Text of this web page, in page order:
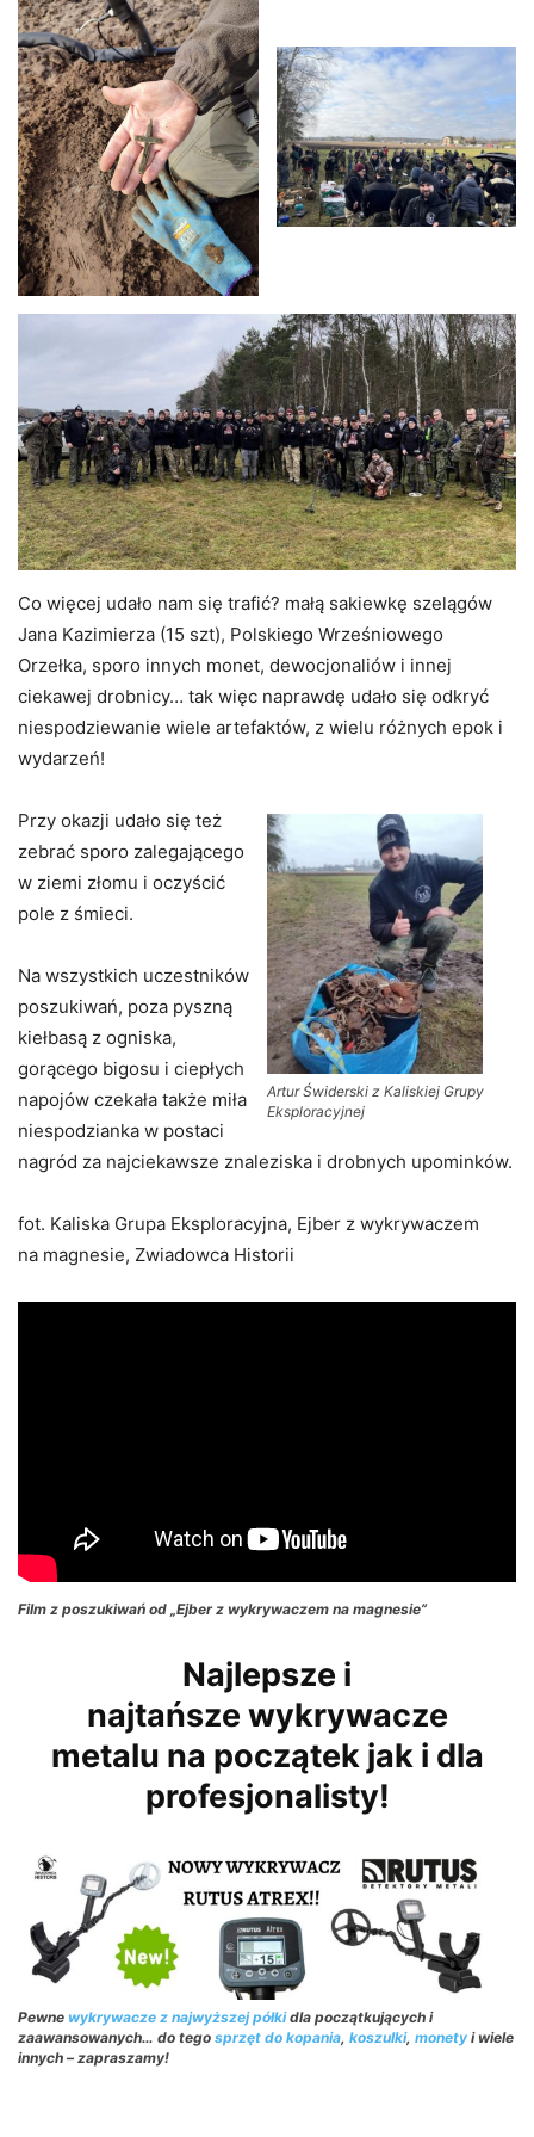
Co więcej udało nam się trafić? małą sakiewkę szelągów
Jana Kazimierza (15 szt), Polskiego Wrześniowego
Orzełka, sporo innych monet, dewocjonaliów i innej
ciekawej drobnicy… tak więc naprawdę udało się odkryć
niespodziewanie wiele artefaktów, z wielu różnych epok i
wydarzeń!
Artur Świderski z Kaliskiej Grupy
Eksploracyjnej
Przy okazji udało się też
zebrać sporo zalegającego
w ziemi złomu i oczyścić
pole z śmieci.
Na wszystkich uczestników
poszukiwań, poza pyszną
kiełbasą z ogniska,
gorącego bigosu i ciepłych
napojów czekała także miła
niespodzianka w postaci
nagród za najciekawsze znaleziska i drobnych upominków.
fot. Kaliska Grupa Eksploracyjna, Ejber z wykrywaczem
na magnesie, Zwiadowca Historii
Film z poszukiwań od „Ejber z wykrywaczem na magnesie”
Najlepsze i
najtańsze wykrywacze
metalu na początek jak i dla
profesjonalisty!
Pewne wykrywacze z najwyższej półkidla początkujących i
zaawansowanych… do tego sprzęt do kopania, koszulki, monety i wiele
innych – zapraszamy!